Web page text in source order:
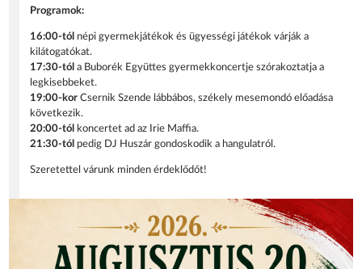
Programok:
16:00-tól népi gyermekjátékok és ügyességi játékok várják a
kilátogatókat.
17:30-tól a Buborék Együttes gyermekkoncertje szórakoztatja a
legkisebbeket.
19:00-korCsernik Szende lábbábos, székely mesemondó előadása
következik.
20:00-tól
koncertet ad az Irie Maffia.
21:30-tól pedig DJ Huszár gondoskodik a hangulatról.
Szeretettel várunk minden érdeklődőt!